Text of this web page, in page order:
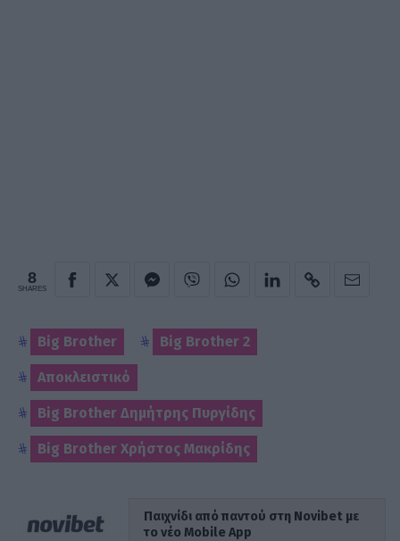
8
SHARES
Big Brother Big Brother 2
Αποκλειστικό
Big Brother Δημήτρης Πυργίδης
Big Brother Χρήστος Μακρίδης
Παιχνίδι από παντού στη Novibet με
το νέο Mobile App